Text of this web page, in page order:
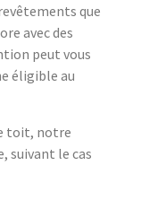
que
avec des
peut vous
éligible au
toit, notre
suivant le cas